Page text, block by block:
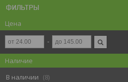
ФИЛЬТРЫ
Цена
Наличие
В наличии
8